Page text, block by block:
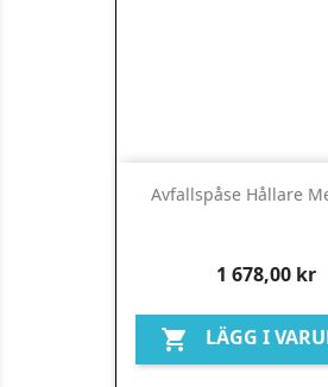
Avfallspåse Hållare
Pris
1 678,00 kr
 LÄGG I